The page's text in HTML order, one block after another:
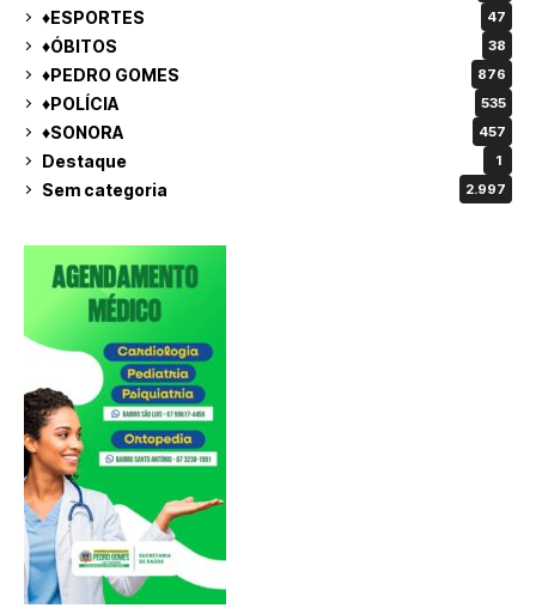
♦ESPORTES 47
♦ÓBITOS 38
♦PEDRO GOMES 876
♦POLÍCIA 535
♦SONORA 457
Destaque 1
Sem categoria 2.997